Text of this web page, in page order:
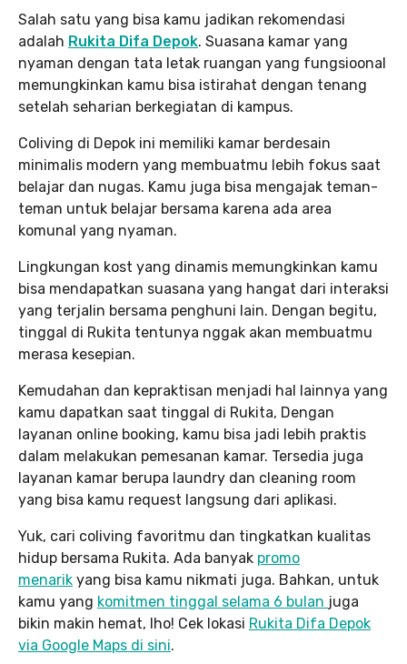
Salah satu yang bisa kamu jadikan rekomendasi
adalah Rukita Difa Depok. Suasana kamar yang
nyaman dengan tata letak ruangan yang fungsioonal
memungkinkan kamu bisa istirahat dengan tenang
setelah seharian berkegiatan di kampus.
Coliving di Depok ini memiliki kamar berdesain
minimalis modern yang membuatmu lebih fokus saat
belajar dan nugas. Kamu juga bisa mengajak teman-
teman untuk belajar bersama karena ada area
komunal yang nyaman.
Lingkungan kost yang dinamis memungkinkan kamu
bisa mendapatkan suasana yang hangat dari interaksi
yang terjalin bersama penghuni lain. Dengan begitu,
tinggal di Rukita tentunya nggak akan membuatmu
merasa kesepian.
Kemudahan dan kepraktisan menjadi hal lainnya yang
kamu dapatkan saat tinggal di Rukita, Dengan
layanan online booking, kamu bisa jadi lebih praktis
dalam melakukan pemesanan kamar. Tersedia juga
layanan kamar berupa laundry dan cleaning room
yang bisa kamu request langsung dari aplikasi.
Yuk, cari coliving favoritmu dan tingkatkan kualitas
hidup bersama Rukita. Ada banyak promo
menarik yang bisa kamu nikmati juga. Bahkan, untuk
kamu yang komitmen tinggal selama 6 bulan juga
bikin makin hemat, lho! Cek lokasi Rukita Difa Depok
via Google Maps di sini.